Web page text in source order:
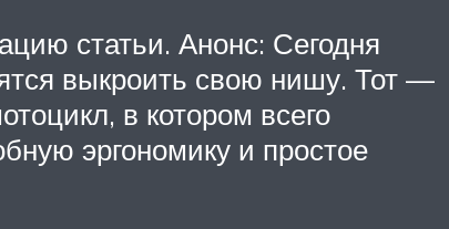
статьи. Анонс: Сегодня
выкроить свою нишу. Тот —
в котором всего
эргономику и простое